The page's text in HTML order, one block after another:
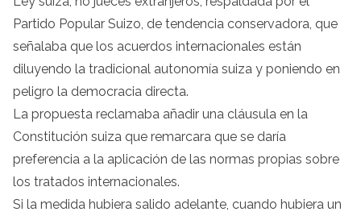
Partido Popular Suizo, de tendencia conservadora, que
señalaba que los acuerdos internacionales están
diluyendo la tradicional autonomía suiza y poniendo en
peligro la democracia directa.
La propuesta reclamaba añadir una cláusula en la
Constitución suiza que remarcara que se daría
preferencia a la aplicación de las normas propias sobre
los tratados internacionales.
Si la medida hubiera salido adelante, cuando hubiera un